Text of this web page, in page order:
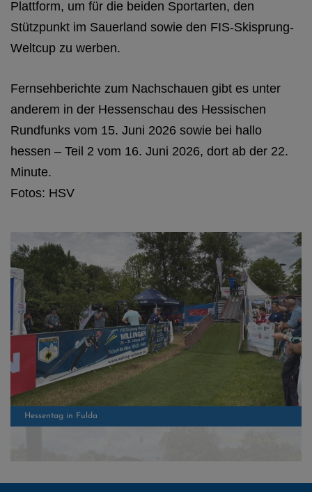
Plattform, um für die beiden Sportarten, den
Stützpunkt im Sauerland sowie den FIS-Skisprung-
Weltcup zu werben.
Fernsehberichte zum Nachschauen gibt es unter
anderem in der Hessenschau des Hessischen
Rundfunks vom 15. Juni 2026 sowie bei hallo
hessen – Teil 2 vom 16. Juni 2026, dort ab der 22.
Minute.
Fotos: HSV
Hessentag in Fulda
Hessentag in Fulda
Hessentag in Fulda